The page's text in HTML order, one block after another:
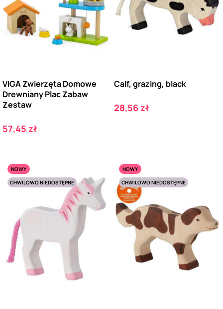
VIGA Zwierzęta Domowe
Drewniany Plac Zabaw
Zestaw
Cena
57,45 zł
Calf, grazing, black
Cena
28,56 zł
NOWY
CHWILOWO NIEDOSTĘPNE
NOWY
CHWILOWO NIEDOSTĘPNE